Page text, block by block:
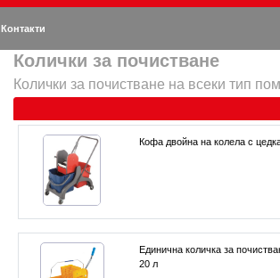
Контакти
Колички за почистване
Колички за почистване на всеки тип
Кофа двойна на колела с
Единична количка за
20 л